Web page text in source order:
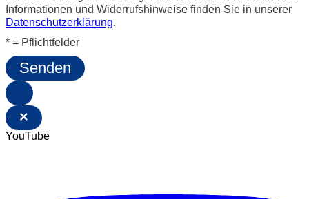
Informationen und Widerrufshinweise finden Sie in unserer
Datenschutzerklärung.
* = Pflichtfelder
Senden
×
YouTube